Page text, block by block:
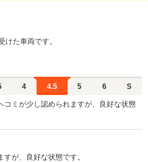
けた車両です。
4 4.5 5 6 S
コミが少し認められますが、良好な状態
が、良好な状態です。